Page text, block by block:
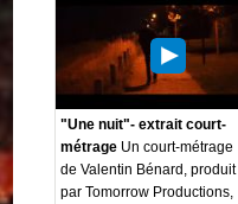
"Une nuit"- extrait court-
métrage Un court-métrage
de Valentin Bénard, produit
par Tomorrow Productions,